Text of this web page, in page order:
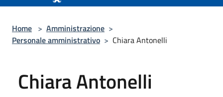
Home > Amministrazione >
Personale amministrativo > Chiara Antonelli
Chiara Antonelli